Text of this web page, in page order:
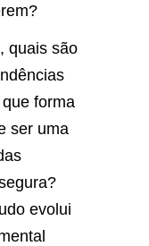
quais são
forma
ser uma
evolui